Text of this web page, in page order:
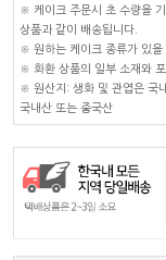
※ 케이크 주문시 초 수량을
상품과 같이 배송됩니다.
※ 원하는 케이크 종류가 있을
※ 화환 상품의 일부 소재와
※ 원산지: 생화 및 관엽은 국
국내산 또는 중국산